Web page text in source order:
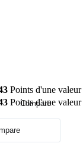
Points d'une valeur
Points d'une valeur
Compare